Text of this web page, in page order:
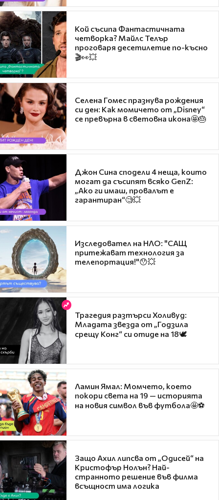
Кой съсипа Фантастичната
четворка? Майлс Телър
проговаря десетилетие по-късно
🎬👀💥
Селена Гомес празнува рождения
си ден: Как момичето от „Disney“
се превърна в световна икона🤩🎂
Джон Сина сподели 4 неща, които
могат да съсипят всяко GenZ:
„Ако ги имаш, провалът е
гарантиран“🧐💥
Изследовател на НЛО: "САЩ
притежават технология за
телепортация!"😯💥
Трагедия разтърси Холивуд:
Младата звезда от „Годзила
срещу Конг“ си отиде на 18🕊️
Ламин Ямал: Момчето, което
покори света на 19 — историята
на новия символ във футбола🤩⚽
Защо Ахил липсва от „Одисей“ на
Кристофър Нолън? Най-
странното решение във филма
всъщност има логика